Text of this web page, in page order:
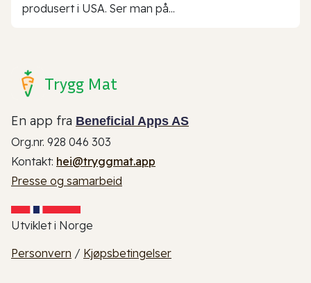
produsert i USA. Ser man på...
Trygg Mat
En app fra Beneficial Apps AS
Org.nr. 928 046 303
Kontakt: hei@tryggmat.app
Presse og samarbeid
Utviklet i Norge
Personvern / Kjøpsbetingelser